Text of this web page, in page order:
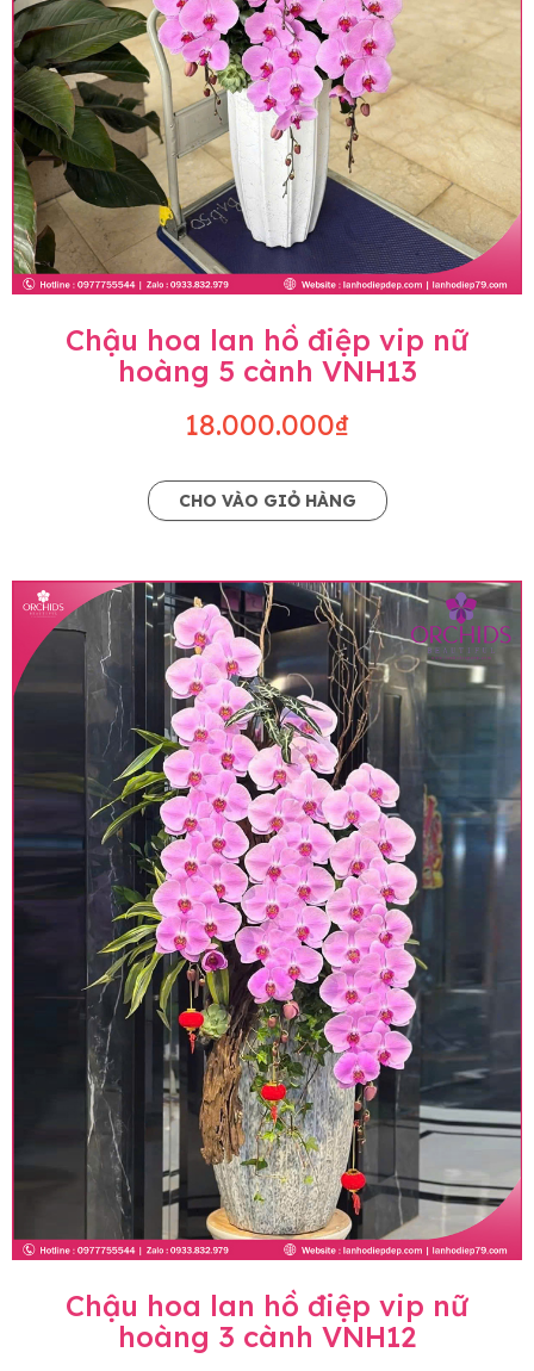
Chậu hoa lan hồ điệp vip nữ
hoàng 5 cành VNH13
18.000.000₫
CHO VÀO GIỎ HÀNG
Chậu hoa lan hồ điệp vip nữ
hoàng 3 cành VNH12